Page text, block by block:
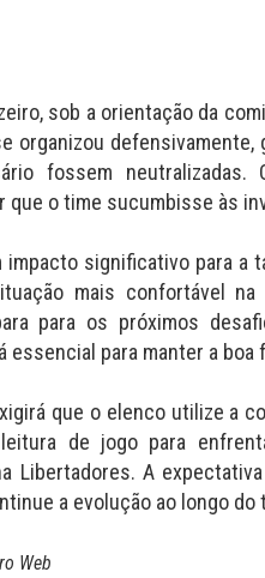
sob a orientação da
organizou
fossem neutralizadas.
que o time sucumbisse às
significativo para a
mais confortável
para os próximos
essencial para manter a boa
que o elenco utilize a
de jogo para
Libertadores. A
a evolução ao longo do
Web